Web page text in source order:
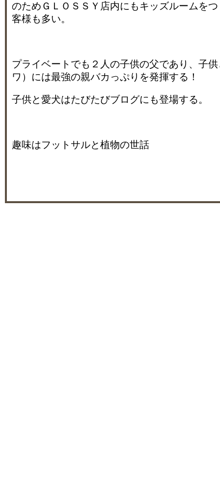
のためＧＬＯＳＳＹ店内にもキッズルームを
客様も多い。
プライベートでも２人の子供の父であり、子
ワ）には最強の親バカっぷりを発揮する！
子供と愛犬はたびたびブログにも登場する。
趣味はフットサルと植物の世話